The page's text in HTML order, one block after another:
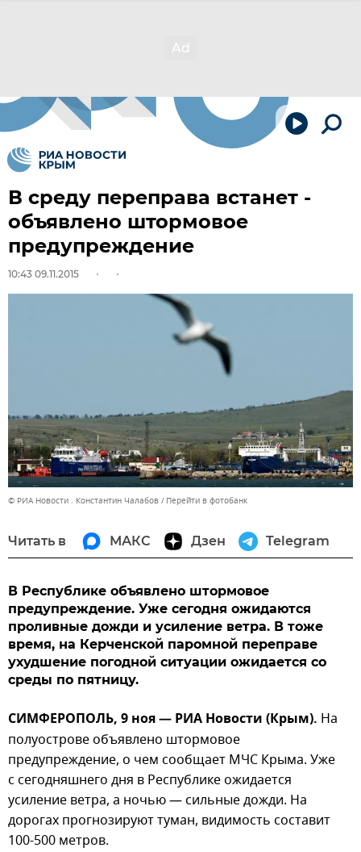
В среду переправа встанет -
объявлено штормовое
предупреждение
10:43 09.11.2015
© РИА Новости . Константин Чалабов Перейти в фотобанк
Читать в МАКС Дзен Telegram
В Республике объявлено штормовое
предупреждение. Уже сегодня ожидаются
проливные дожди и усиление ветра. В тоже
время, на Керченской паромной переправе
ухудшение погодной ситуации ожидается со
среды по пятницу.
СИМФЕРОПОЛЬ, 9 ноя — РИА Новости (Крым). На
полуострове объявлено штормовое
предупреждение, о чем сообщает МЧС Крыма. Уже
с сегодняшнего дня в Республике ожидается
усиление ветра, а ночью — сильные дожди. На
дорогах прогнозируют туман, видимость составит
100-500 метров.